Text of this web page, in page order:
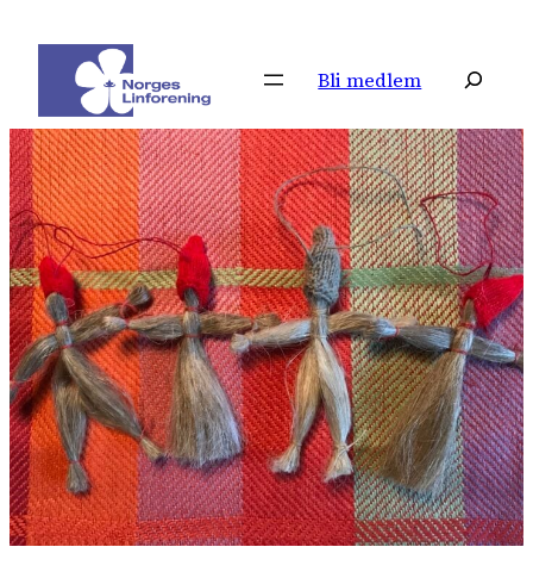
innhold
Bli medlem Søk